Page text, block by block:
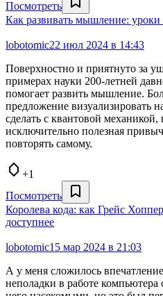
Посмотреть
Как развивать мышление: уроки
lobotomic22 июл 2024 в 14:43
Поверхностно и приятнуто за
примерах науки 200-летней
помогает развить мышление.
предложение визуализировать
сделать с квантовой
исключительно полезная
повторять самому.
+1
Посмотреть
Королева кода: как Грейс
доступнее
lobotomic15 мар 2024 в 21:03
А у меня сложилось
неполадки в работе